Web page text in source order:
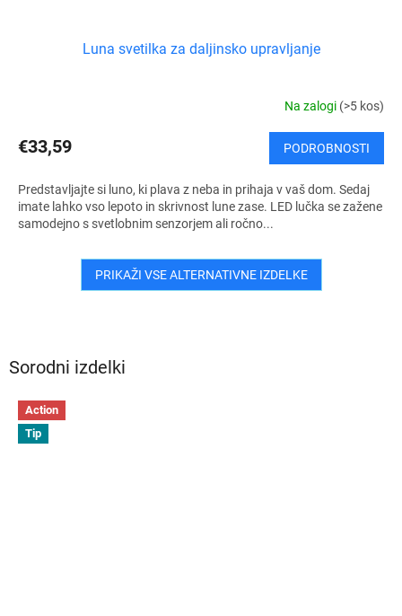
Sorodni izdelki
Action
Tip
Luna svetilka za daljinsko upravljanje
Na zalogi (>5 kos)
€33,59 PODROBNOSTI
Predstavljajte si luno, ki plava z neba in prihaja v vaš dom. Sedaj
imate lahko vso lepoto in skrivnost lune zase. LED lučka se zažene
samodejno s svetlobnim senzorjem ali ročno...
PRIKAŽI VSE ALTERNATIVNE IZDELKE